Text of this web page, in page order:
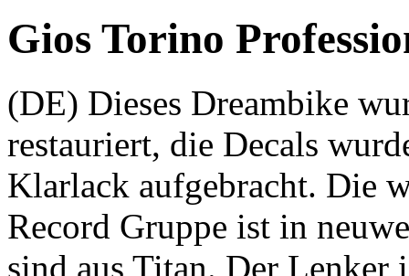
Gios Torino
(DE) Dieses Dreambike
restauriert, die Decals
Klarlack aufgebracht. Die
Record Gruppe ist in
sind aus Titan. Der Lenker